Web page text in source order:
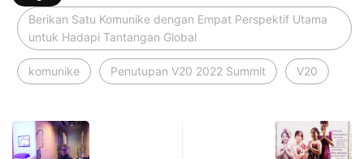
Berikan Satu Komunike dengan Empat Perspektif Utama
untuk Hadapi Tantangan Global
komunike Penutupan V20 2022 Summit V20